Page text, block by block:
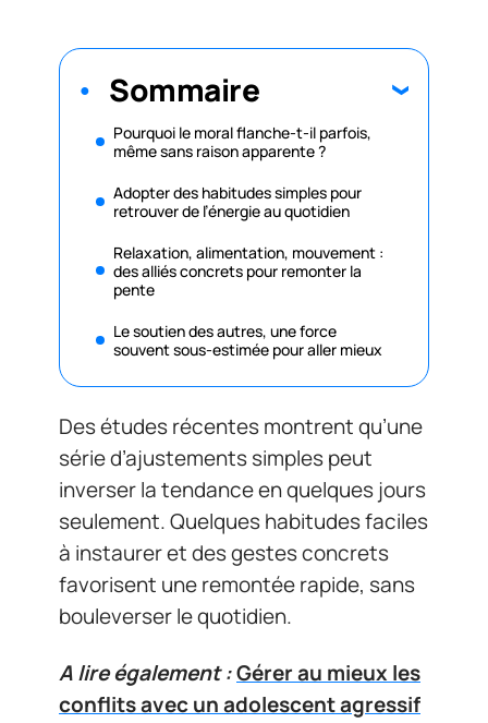
Sommaire
Pourquoi le moral flanche-t-il parfois,
même sans raison apparente ?
Adopter des habitudes simples pour
retrouver de l’énergie au quotidien
Relaxation, alimentation, mouvement :
des alliés concrets pour remonter la
pente
Le soutien des autres, une force
souvent sous-estimée pour aller mieux
Des études récentes montrent qu’une
série d’ajustements simples peut
inverser la tendance en quelques jours
seulement. Quelques habitudes faciles
à instaurer et des gestes concrets
favorisent une remontée rapide, sans
bouleverser le quotidien.
A lire également :Gérer au mieux les
conflits avec un adolescent agressif